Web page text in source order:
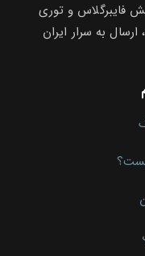
فایبرگلاس و توری
به سرار ایران